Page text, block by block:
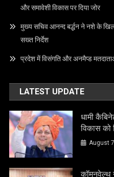
और समावेशी विकास पर दिया जोर
मुख्य सचिव आनन्द बर्द्धन ने नशे के
सख्त निर्देश
प्रदेश में विसंगति और अनमैप्ड
LATEST UPDATE
धामी
विकास को
August